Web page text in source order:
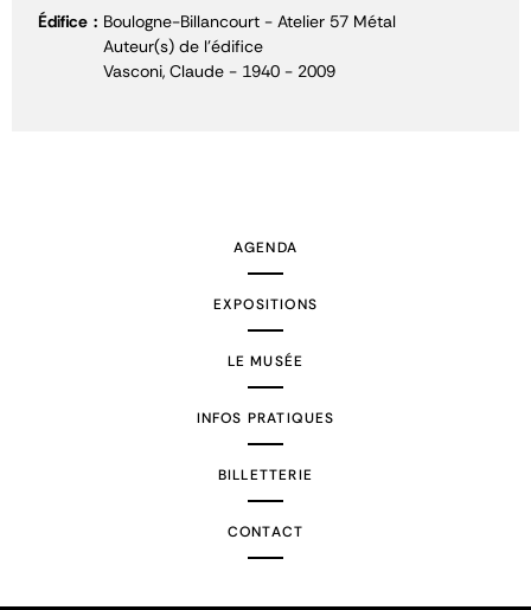
Édifice
Boulogne-Billancourt - Atelier 57 Métal
Auteur(s) de l'édifice
Vasconi, Claude - 1940 - 2009
AGENDA
EXPOSITIONS
LE MUSÉE
INFOS PRATIQUES
BILLETTERIE
CONTACT